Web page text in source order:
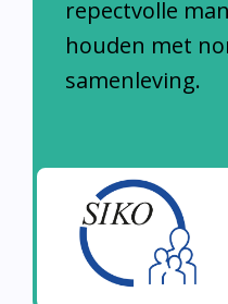
houden met
samenleving.